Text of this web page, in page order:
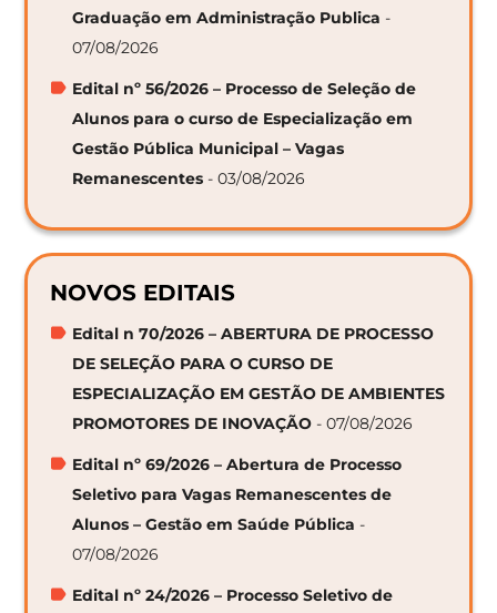
Graduação em Administração Publica -
07/08/2026
Edital nº 56/2026 – Processo de Seleção de
Alunos para o curso de Especialização em
Gestão Pública Municipal – Vagas
Remanescentes - 03/08/2026
NOVOS EDITAIS
Edital n 70/2026 – ABERTURA DE PROCESSO
DE SELEÇÃO PARA O CURSO DE
ESPECIALIZAÇÃO EM GESTÃO DE AMBIENTES
PROMOTORES DE INOVAÇÃO - 07/08/2026
Edital nº 69/2026 – Abertura de Processo
Seletivo para Vagas Remanescentes de
Alunos – Gestão em Saúde Pública -
07/08/2026
Edital nº 24/2026 – Processo Seletivo de